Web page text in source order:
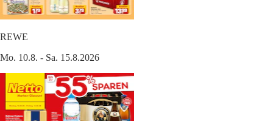
REWE
Mo. 10.8. - Sa. 15.8.2026